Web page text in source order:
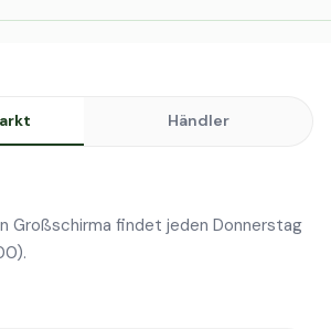
Händler
Großschirma findet jeden Donnerstag